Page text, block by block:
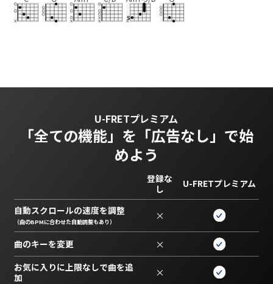
U-FRETプレミアム
「全ての機能」を 「広告なし」で始
めよう
登録な
し
U-FRETプレミアム
自動スクロールの速度を調整
（曲のBPMに合わせた自動調整もあり） ×
曲のキーを変更 ×
お気に入りに上限なしで曲を追
加
×